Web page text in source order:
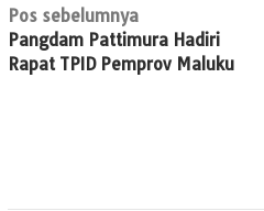
Navigasi
pos
Pos sebelumnya
Pangdam Pattimura Hadiri
Rapat TPID Pemprov Maluku